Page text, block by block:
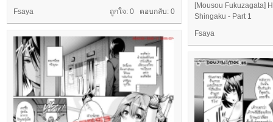
ถูกใจ: 0 ตอบกลับ: 0
Fsaya
[Mousou Fukuzagata]
Shingaku - Part 1
Fsaya